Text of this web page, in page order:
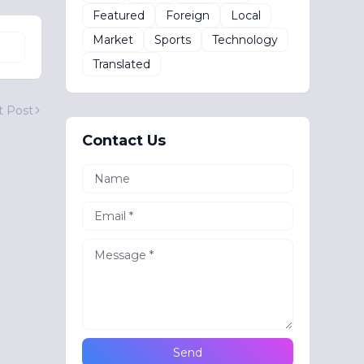
Post
Featured
Foreign
Local
Market
Sports
Technology
Translated
Contact Us